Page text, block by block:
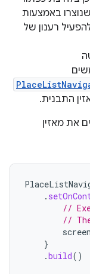
באמצעות
רענון של
התבנית.
את מאזין
.
//
//
screen
}
.build()